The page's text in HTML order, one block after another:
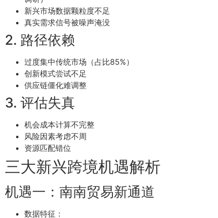
新兴市场数据颗粒度不足
真实需求信号被噪声淹没
2. 路径依赖
过度集中传统市场（占比85%）
创新模式尝试不足
供应链僵化难调整
3. 评估失真
机会成本计算不完整
风险因素考虑不周
资源匹配错位
三大新兴跨境机遇解析
机遇一：南南贸易新通道
数据特征：